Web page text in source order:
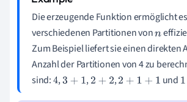
Die erzeugende Funktion ermöglicht
verschiedenen Partitionen vonn
Zum Beispiel liefert sie einen direkten
Anzahl der Partitionen von 4 zu
sind:4,3+1 ,2+2 ,2 +1+ 1 und 1